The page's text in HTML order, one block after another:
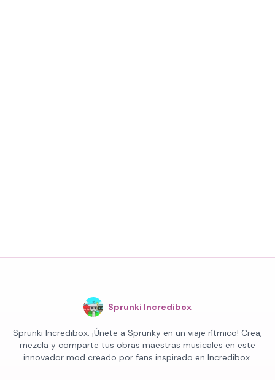
Sprunki Incredibox
Sprunki Incredibox: ¡Únete a Sprunky en un viaje rítmico! Crea,
mezcla y comparte tus obras maestras musicales en este
innovador mod creado por fans inspirado en Incredibox.